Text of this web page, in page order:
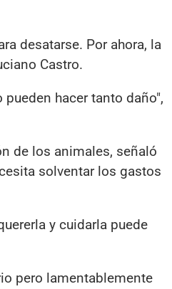
desatarse. Por ahora, la
Castro.
hacer tanto daño",
de los animales, señaló
solventar los gastos
y cuidarla puede
pero lamentablemente